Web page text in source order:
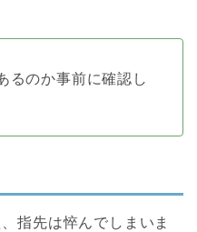
るのか事前に確認し
指先は悴んでしまいま